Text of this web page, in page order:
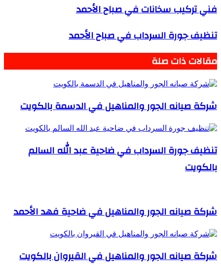
فني تركيب سخانات في صباح الأحمد
تنظيف جورة السرداب في صباح الأحمد
مقالات ذات صلة
شركة صيانه الجور والمناهيل في الدسمة بالكويت
تنظيف جورة السرداب في ضاحية عبد الله السالم
بالكويت
شركة صيانه الجور والمناهيل في ضاحية فهد الأحمد
شركة صيانه الجور والمناهيل في القيروان بالكويت